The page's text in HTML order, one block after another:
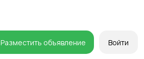
Разместить объявление Войти